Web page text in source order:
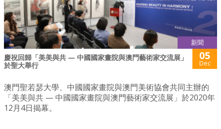
新聞
慶祝回歸「美美與共 — 中國國家畫院與澳門藝術家交流展」
於聖大舉行
05
Dec
澳門聖若瑟大學、中國國家畫院與澳門美術協會共同主辦的
「美美與共 — 中國國家畫院與澳門藝術家交流展」於2020年
12月4日揭幕。